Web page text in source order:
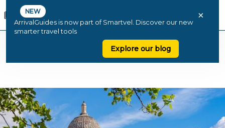
NEW
ArrivalGuides is now part of Smartvel. Discover our new
smarter travel tools
Explore our blog
×